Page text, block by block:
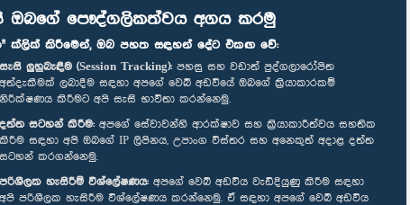
ඔබගේ පෞද්ගලිකත්වය අගය කරමු
ක්ලික් කිරීමෙන්, ඔබ පහත සඳහන් දේට එකඟ වේ:
සැසි ලුහුබැඳීම (Session Tracking): පහසු සහ වඩාත් පුද්ගලාරෝපිත
අත්දැකීමක් ලබාදීම සඳහා අපගේ වෙබ් අඩවියේ ඔබගේ ක්‍රියාකාරකම්
නිරීක්ෂණය කිරීමට අපි සැසි භාවිතා කරන්නෙමු.
දත්ත සටහන් කිරීම: අපගේ සේවාවන්හි ආරක්ෂාව සහ ක්‍රියාකාරීත්වය සහතික
කිරීම සඳහා අපි ඔබගේ IP ලිපිනය, උපාංග විස්තර සහ අනෙකුත් අදාළ දත්ත
සටහන් කරගන්නෙමු.
පරිශීලක හැසිරීම් විශ්ලේෂණය: අපගේ වෙබ් අඩවිය වැඩිදියුණු කිරීම සඳහා
අපි පරිශීලක හැසිරීම විශ්ලේෂණය කරන්නෙමු. ඒ සඳහා අපගේ වෙබ් අඩවිය